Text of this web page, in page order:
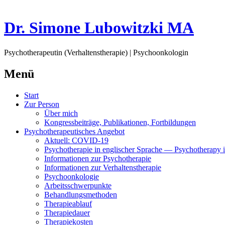
Dr. Simone Lubowitzki MA
Psychotherapeutin (Verhaltenstherapie) | Psychoonkologin
Menü
Springe
zum
Start
Zur Person
Über mich
Kongressbeiträge, Publikationen, Fortbildungen
Psychotherapeutisches Angebot
Aktuell: COVID-19
Psychotherapie in englischer Sprache — Psychotherapy
Informationen zur Psychotherapie
Informationen zur Verhaltenstherapie
Psychoonkologie
Arbeitsschwerpunkte
Behandlungsmethoden
Therapieablauf
Therapiedauer
Therapiekosten